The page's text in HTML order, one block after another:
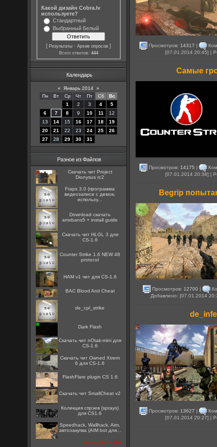
Какой дизайн Cobra.lv
используете?
Стандартный
Выбранный Белый
[Результаты ·Архив опросов ]
Всего ответов: 444
Календарь
« Январь 2014 »
Пн
Вт Ср Чт Пт Сб
Вс
1
2 3 4
5
6
7 8 9 10 11
12
13
14 15 16 17 18
19
20
21 22 23 24 25
26
27
28 29 30 31
Разное из Файлов
Скачать чит Project
Dionysus rc2
Fraps 3.0 (программа
видеозаписи с демок,
использу...
Download скачать
amxbans5 + install guide
Скачать чит HLGL 3 для
CS-1.6
Counter Strike 1.6 NEW 48
protocol
HAM v1 чит для CS-1.6
BAC Blood Anti Cheat
de_cpl_strike
Dark Flash
Скачать чит nOtak-mini для
CS-1.6
Скачать чит Owned Xtrem
6 для CS-1.6
FlashFlare plugin CS 1.6
Скачать чит SmallCheat v2
Колекция спрэев (sprays)
для CS1.6
Speedhack, Wallhack, Aim,
автозакупка (AIM bot для...
посмотреть все
Просмотров: 14317 |
[07.01.2014 20:45] |
Самые
Просмотров: 14175 |
[07.01.2014 20:38] |
Begrip
Просмотров: 12700 |
Добавлено: [07.01.2014
Просмотров: 13627 |
[07.01.2014 20:27] |